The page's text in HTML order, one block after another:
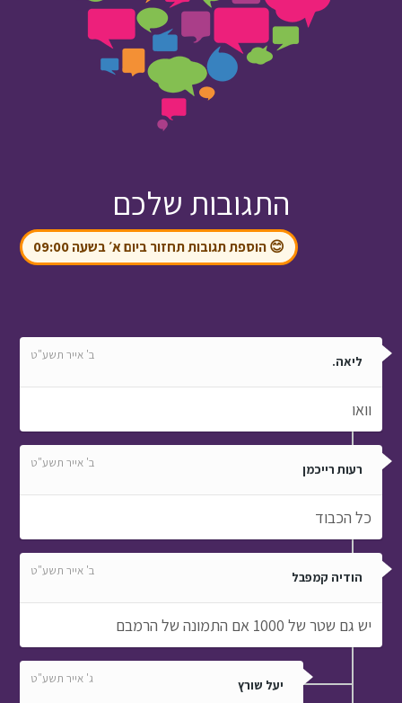
התגובות שלכם
😊 הוספת תגובות תחזור ביום א׳ בשעה 09:00
ליאה. ב' אייר תשע"ט
וואו
רעות רייכמן ב' אייר תשע"ט
כל הכבוד
הודיה קמפבל ב' אייר תשע"ט
יש גם שטר של 1000 אם התמונה של הרמבם
יעל שורץ ג' אייר תשע"ט